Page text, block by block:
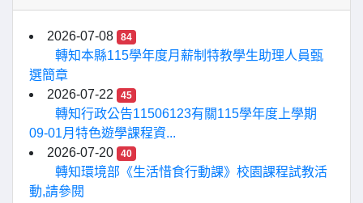
2026-07-08 84
轉知本縣115學年度月薪制特教學生助理人員甄
選簡章
2026-07-22
45
轉知行政公告11506123有關115學年度上學期
09-01月特色遊學課程資...
2026-07-20
40
轉知環境部《生活惜食行動課》校園課程試教活
動,請參閱